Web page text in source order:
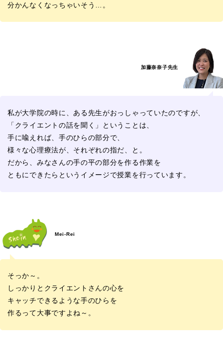
分かんなくなっちゃいそう…。
加藤奈奈子先生
私が大学院の時に、ある先生がおっしゃっていたのですが、
「クライエントの話を聞く」ということは、
手に喩えれば、手のひらの部分で、
様々な心理療法が、それぞれの指だ、と。
だから、みなさんの手の平の部分を作る作業を
ともにできたらというイメージで授業を行っています。
Mei-Rei
そっか～。
しっかりとクライエントさんの心を
キャッチできるような手のひらを
作るって大事ですよね～。